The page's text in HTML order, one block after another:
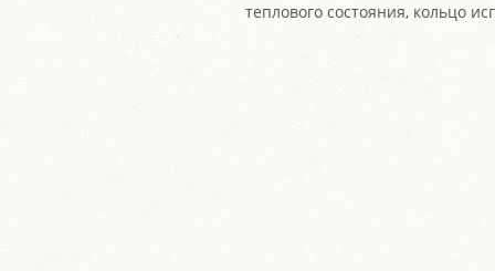
теплового состояния, кольцо